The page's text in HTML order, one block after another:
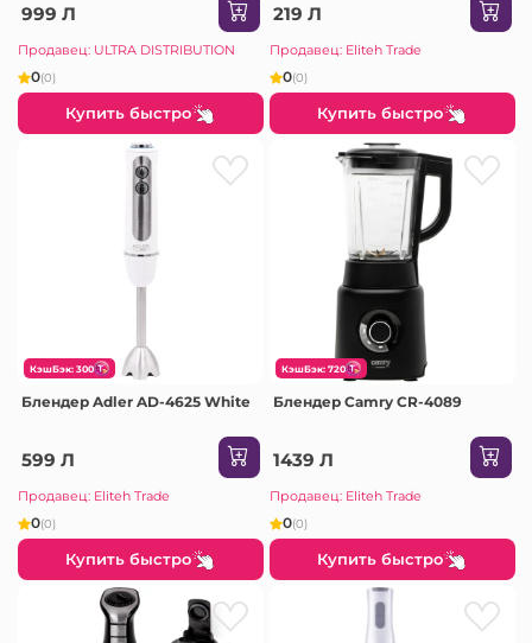
999 Л
Продавец: ULTRA DISTRIBUTION
0(0)
Купить быстро
219 Л
Продавец: Eliteh Trade
0(0)
Купить быстро
КэшБэк: 300
Блендер Adler AD-4625 White
599 Л
Продавец: Eliteh Trade
0(0)
Купить быстро
КэшБэк: 720
Блендер Camry CR-4089
1439 Л
Продавец: Eliteh Trade
0(0)
Купить быстро